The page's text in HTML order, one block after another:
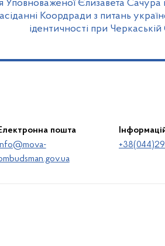
Уповноваженої Єлизавета Сачура
Коордради з питань
ідентичності при
пошта